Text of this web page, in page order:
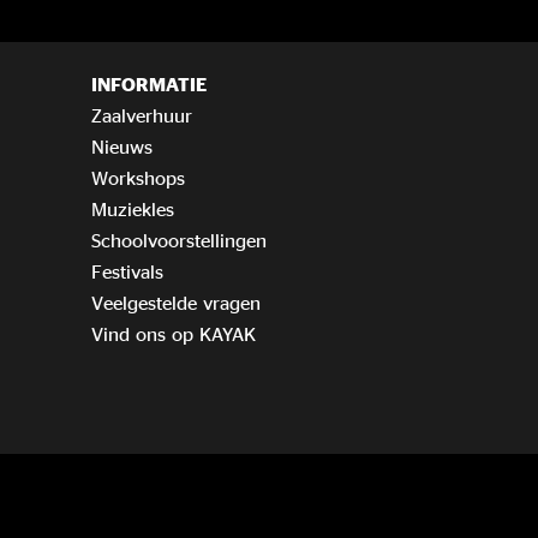
INFORMATIE
Zaalverhuur
Nieuws
Workshops
Muziekles
Schoolvoorstellingen
Festivals
Veelgestelde vragen
Vind ons op KAYAK